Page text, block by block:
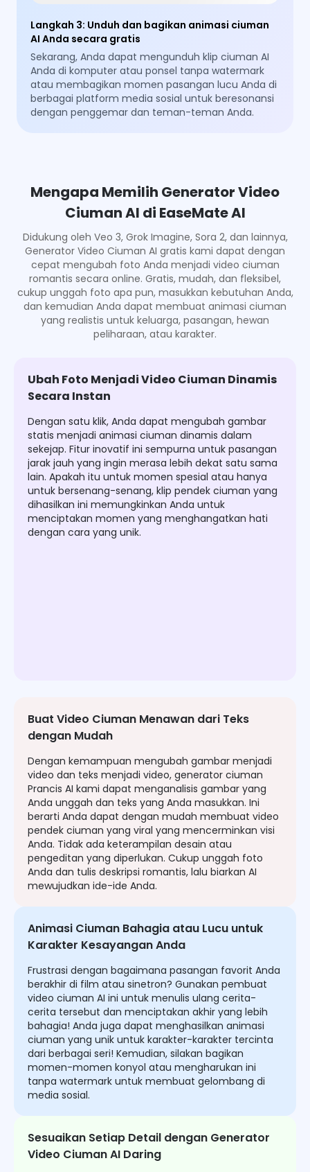
Langkah 3: Unduh dan bagikan animasi ciuman
AI Anda secara gratis
Sekarang, Anda dapat mengunduh klip ciuman AI
Anda di komputer atau ponsel tanpa watermark
atau membagikan momen pasangan lucu Anda di
berbagai platform media sosial untuk beresonansi
dengan penggemar dan teman-teman Anda.
Mengapa Memilih Generator Video
Ciuman AI di EaseMate AI
Didukung oleh Veo 3, Grok Imagine, Sora 2, dan lainnya,
Generator Video Ciuman AI gratis kami dapat dengan
cepat mengubah foto Anda menjadi video ciuman
romantis secara online. Gratis, mudah, dan fleksibel,
cukup unggah foto apa pun, masukkan kebutuhan Anda,
dan kemudian Anda dapat membuat animasi ciuman
yang realistis untuk keluarga, pasangan, hewan
peliharaan, atau karakter.
Ubah Foto Menjadi Video Ciuman Dinamis
Secara Instan
Dengan satu klik, Anda dapat mengubah gambar
statis menjadi animasi ciuman dinamis dalam
sekejap. Fitur inovatif ini sempurna untuk pasangan
jarak jauh yang ingin merasa lebih dekat satu sama
lain. Apakah itu untuk momen spesial atau hanya
untuk bersenang-senang, klip pendek ciuman yang
dihasilkan ini memungkinkan Anda untuk
menciptakan momen yang menghangatkan hati
dengan cara yang unik.
Buat Video Ciuman Menawan dari Teks
dengan Mudah
Dengan kemampuan mengubah gambar menjadi
video dan teks menjadi video, generator ciuman
Prancis AI kami dapat menganalisis gambar yang
Anda unggah dan teks yang Anda masukkan. Ini
berarti Anda dapat dengan mudah membuat video
pendek ciuman yang viral yang mencerminkan visi
Anda. Tidak ada keterampilan desain atau
pengeditan yang diperlukan. Cukup unggah foto
Anda dan tulis deskripsi romantis, lalu biarkan AI
mewujudkan ide-ide Anda.
Animasi Ciuman Bahagia atau Lucu untuk
Karakter Kesayangan Anda
Frustrasi dengan bagaimana pasangan favorit Anda
berakhir di film atau sinetron? Gunakan pembuat
video ciuman AI ini untuk menulis ulang cerita-
cerita tersebut dan menciptakan akhir yang lebih
bahagia! Anda juga dapat menghasilkan animasi
ciuman yang unik untuk karakter-karakter tercinta
dari berbagai seri! Kemudian, silakan bagikan
momen-momen konyol atau mengharukan ini
tanpa watermark untuk membuat gelombang di
media sosial.
Sesuaikan Setiap Detail dengan Generator
Video Ciuman AI Daring